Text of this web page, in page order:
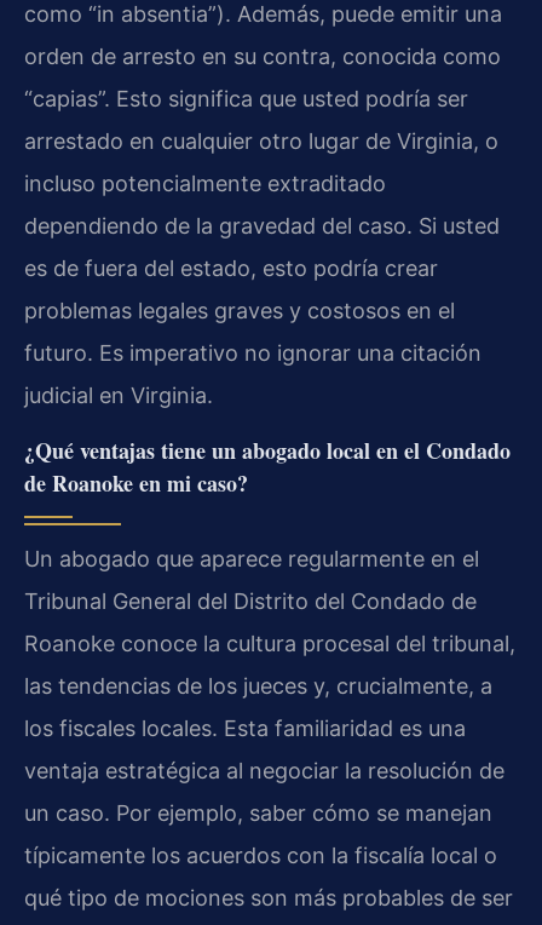
como “in absentia”). Además, puede emitir una
orden de arresto en su contra, conocida como
“capias”. Esto significa que usted podría ser
arrestado en cualquier otro lugar de Virginia, o
incluso potencialmente extraditado
dependiendo de la gravedad del caso. Si usted
es de fuera del estado, esto podría crear
problemas legales graves y costosos en el
futuro. Es imperativo no ignorar una citación
judicial en Virginia.
¿Qué ventajas tiene un abogado local en el Condado
de Roanoke en mi caso?
Un abogado que aparece regularmente en el
Tribunal General del Distrito del Condado de
Roanoke conoce la cultura procesal del tribunal,
las tendencias de los jueces y, crucialmente, a
los fiscales locales. Esta familiaridad es una
ventaja estratégica al negociar la resolución de
un caso. Por ejemplo, saber cómo se manejan
típicamente los acuerdos con la fiscalía local o
qué tipo de mociones son más probables de ser